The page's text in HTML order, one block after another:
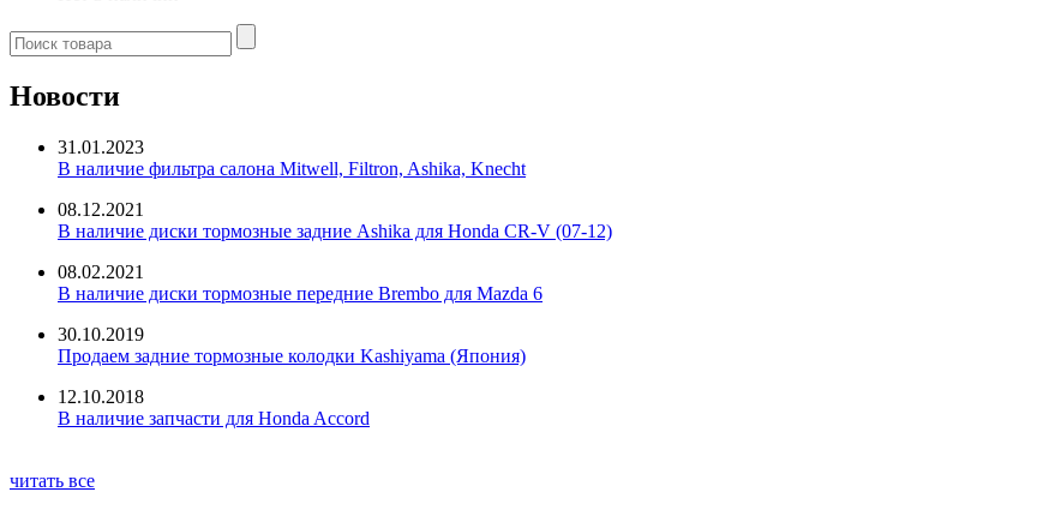
Новости
31.01.2023
В наличие фильтра салона Mitwell, Filtron, Ashika, Knecht
08.12.2021
В наличие диски тормозные задние Ashika для Honda CR-V (07-12)
08.02.2021
В наличие диски тормозные передние Brembo для Mazda 6
30.10.2019
Продаем задние тормозные колодки Kashiyama (Япония)
12.10.2018
В наличие запчасти для Honda Accord
читать все